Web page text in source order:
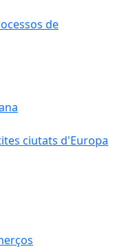
de
ciutats d'Europa